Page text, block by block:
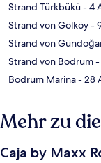
Strand Türkbükü- 4
Strand von Gölköy-
Strand von
Strand von Bodrum-
Bodrum Marina- 28
Mehr zu
Caja by Maxx